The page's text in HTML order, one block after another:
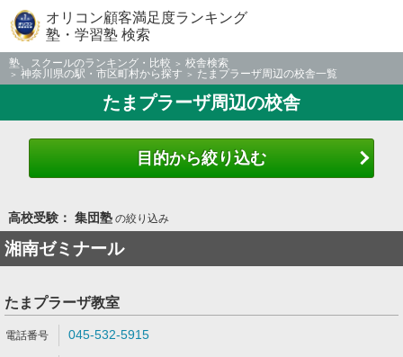
オリコン顧客満足度ランキング
塾・学習塾 検索
塾、スクールのランキング・比較
校舎検索
神奈川県の駅・市区町村から探す
たまプラーザ周辺の校舎一覧
たまプラーザ周辺の校舎
目的から絞り込む
高校受験： 集団塾の絞り込み
湘南ゼミナール
たまプラーザ教室
045-532-5915